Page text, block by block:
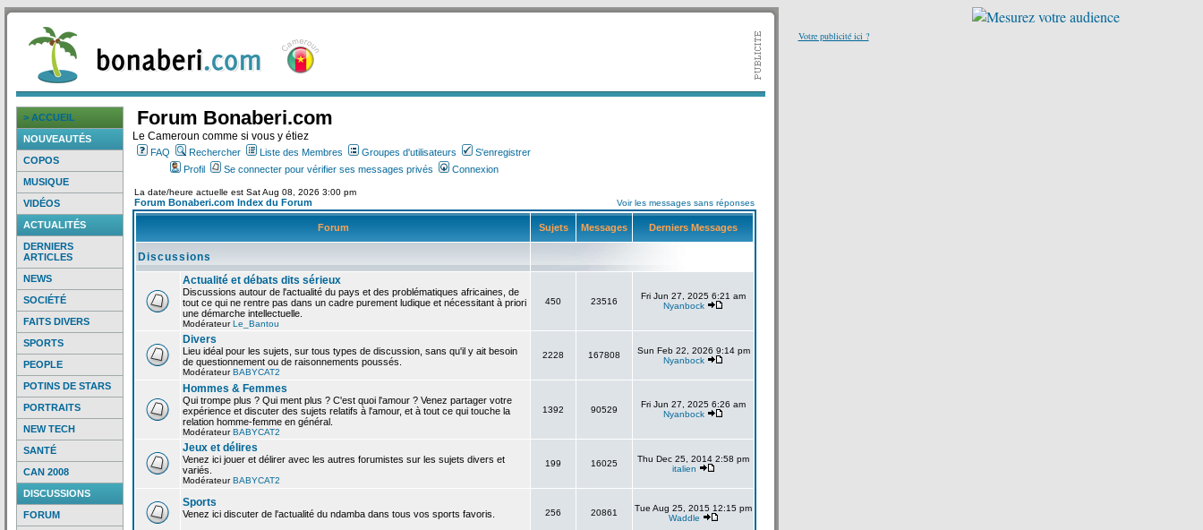
> ACCUEIL
NOUVEAUTÉS
COPOS
MUSIQUE
VIDÉOS
ACTUALITÉS
DERNIERS
ARTICLES
NEWS
SOCIÉTÉ
FAITS DIVERS
SPORTS
PEOPLE
POTINS DE STARS
PORTRAITS
NEW TECH
SANTÉ
CAN 2008
DISCUSSIONS
FORUM
Forum Bonaberi.com
Le Cameroun comme si vous y étiez
FAQ Rechercher Liste des Membres Groupes d'utilisateurs
S'enregistrer
Profil
Se connecter pour vérifier ses messages privés Connexion
La date/heure actuelle est Sat Aug 08, 2026 3:00 pm
Forum Bonaberi.com Index du Forum Voir les messages sans réponses
Forum Sujets Messages Derniers Messages
Discussions
Actualité et débats dits sérieux
Discussions autour de l'actualité du pays et des problématiques africaines, de
tout ce qui ne rentre pas dans un cadre purement ludique et nécessitant à priori
une démarche intellectuelle.
ModérateurLe_Bantou
450 23516
Fri Jun 27, 2025 6:21 am
Nyanbock
Divers
Lieu idéal pour les sujets, sur tous types de discussion, sans qu'il y ait besoin
de questionnement ou de raisonnements poussés.
ModérateurBABYCAT2
2228 167808
Sun Feb 22, 2026 9:14 pm
Nyanbock
Hommes & Femmes
Qui trompe plus ? Qui ment plus ? C'est quoi l'amour ? Venez partager votre
expérience et discuter des sujets relatifs à l'amour, et à tout ce qui touche la
relation homme-femme en général.
ModérateurBABYCAT2
1392 90529
Fri Jun 27, 2025 6:26 am
Nyanbock
Jeux et délires
Venez ici jouer et délirer avec les autres forumistes sur les sujets divers et
variés.
ModérateurBABYCAT2
199 16025
Thu Dec 25, 2014 2:58 pm
italien
Sports
Venez ici discuter de l'actualité du ndamba dans tous vos sports favoris. 256 20861
Tue Aug 25, 2015 12:15 pm
Waddle
Votre publicité ici ?